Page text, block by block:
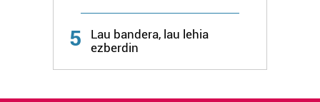
5
Lau bandera, lau lehia
ezberdin